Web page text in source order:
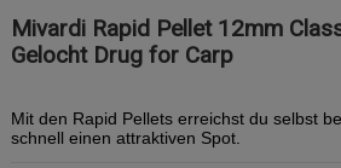
Mivardi Rapid Pellet 12mm
Gelocht Drug for Carp
Mit den Rapid Pellets erreichst du selbst
schnell einen attraktiven Spot.